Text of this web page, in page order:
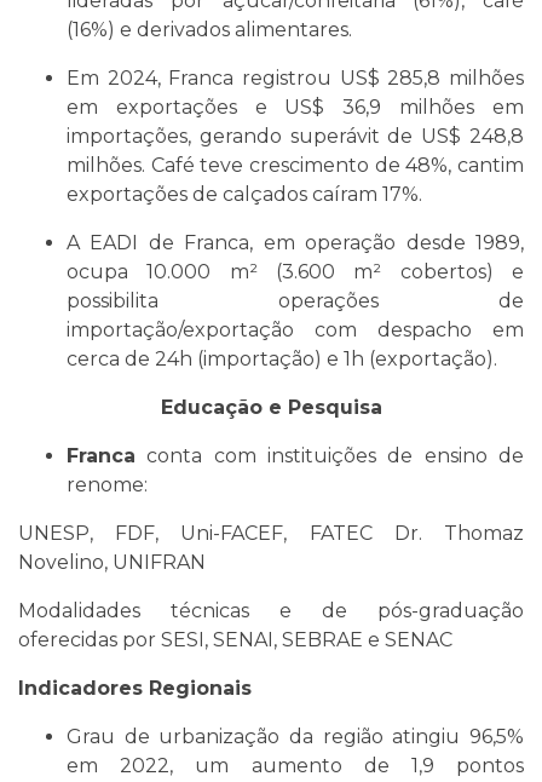
(16%) e derivados alimentares.
Em 2024, Franca registrou US$ 285,8 milhões
em exportações e US$ 36,9 milhões em
importações, gerando superávit de US$ 248,8
milhões. Café teve crescimento de 48%, cantim
exportações de calçados caíram 17%.
A EADI de Franca, em operação desde 1989,
ocupa 10.000 m² (3.600 m² cobertos) e
possibilita operações de
importação/exportação com despacho em
cerca de 24h (importação) e 1h (exportação).
Educação e Pesquisa
Franca conta com instituições de ensino de
renome:
UNESP, FDF, Uni-FACEF, FATEC Dr. Thomaz
Novelino, UNIFRAN
Modalidades técnicas e de pós-graduação
oferecidas por SESI, SENAI, SEBRAE e SENAC
Indicadores Regionais
Grau de urbanização da região atingiu 96,5%
em 2022, um aumento de 1,9 pontos